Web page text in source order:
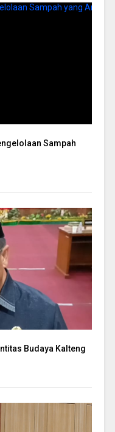
Sampah
Budaya Kalteng